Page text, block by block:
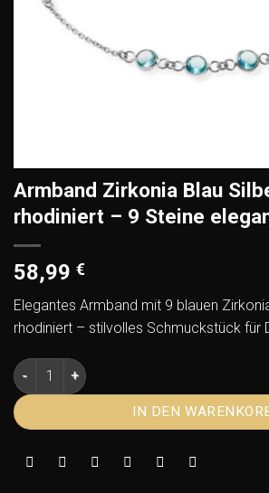
Armband Zirkonia Blau
rhodiniert – 9 Steine
58,99 €
Elegantes Armband mit 9 blauen
rhodiniert – stilvolles Schmuckstück für
Armband Zirkonia Blau Silber 925
IN DEN